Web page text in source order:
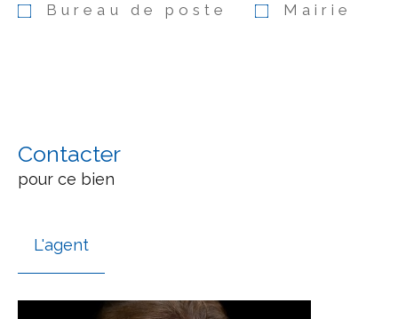
Bureau de poste Mairie
Contacter
pour ce bien
L'agent